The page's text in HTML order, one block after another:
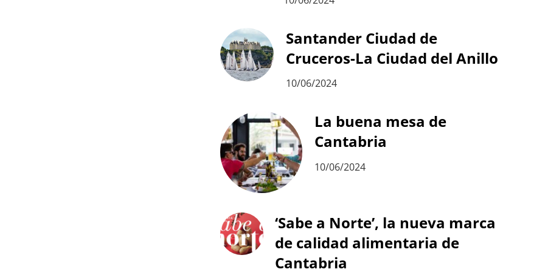
Santander Ciudad de
Cruceros-La Ciudad del Anillo
10/06/2024
La buena mesa de
Cantabria
10/06/2024
‘Sabe a Norte’, la nueva marca
de calidad alimentaria de
Cantabria